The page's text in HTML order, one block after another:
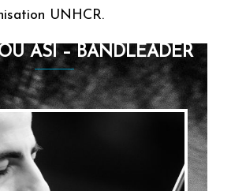
UNHCR.​
ASI – BANDLEADER